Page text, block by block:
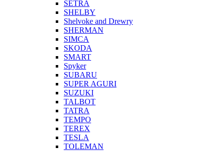
SETRA
SHELBY
Shelvoke and Drewry
SHERMAN
SIMCA
SKODA
SMART
Spyker
SUBARU
SUPER AGURI
SUZUKI
TALBOT
TATRA
TEMPO
TEREX
TESLA
TOLEMAN